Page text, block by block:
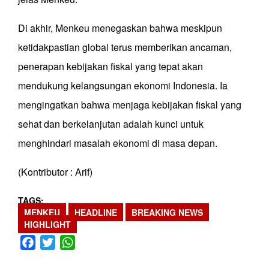
Di akhir, Menkeu menegaskan bahwa meskipun
ketidakpastian global terus memberikan ancaman,
penerapan kebijakan fiskal yang tepat akan
mendukung kelangsungan ekonomi Indonesia. Ia
mengingatkan bahwa menjaga kebijakan fiskal yang
sehat dan berkelanjutan adalah kunci untuk
menghindari masalah ekonomi di masa depan.
(Kontributor : Arif)
TAGS
MENKEU
HEADLINE
BREAKING NEWS
HIGHLIGHT
Facebook
Twitter